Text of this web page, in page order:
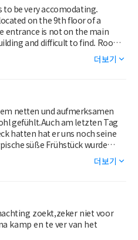
be very accomodating.
on the 9th floor of a
entrance is not on the main
and difficult to find. Room
which I have never prior
unless you ask for it, a coffee
playing until 12 midnight, and
on the balcony door, which
daylight is very difficult to
when you come off of the
work, and you are left in the
step down in order to go in
waiting to happen,
더보기
netten und aufmerksamen
gefühlt.Auch am letzten Tag
hatten hat er uns noch seine
süße Frühstück wurde
abgerundet.
더보기
zoekt,zeker niet voor
kamp en te ver van het